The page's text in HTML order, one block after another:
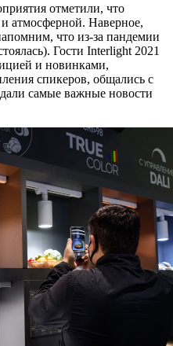
отметили, что
атмосферной. Наверное,
что из-за пандемии
Гости Interlight 2021
и новинками,
спикеров, общались с
самые важные новости